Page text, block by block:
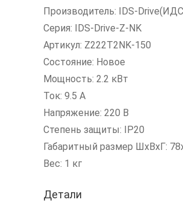
Производитель: IDS-
Серия: IDS-Drive-Z-NK
Артикул: Z222T2NK-150
Состояние: Новое
Мощность: 2.2 кВт
Ток: 9.5 А
Напряжение: 220 В
Степень защиты: IP20
Габаритный размер ШхВхГ:
Вес: 1 кг
Детали